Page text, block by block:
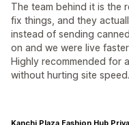
The team behind it is the
fix things, and they
instead of sending
on and we were live
Highly recommended for
without hurting site speed.
Kanchi Plaza Fashion Hub